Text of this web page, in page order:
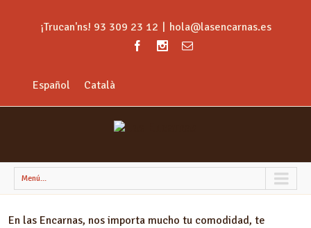
¡Trucan'ns! 93 309 23 12 hola@lasencarnas.es
Español Català
Menú...
En las Encarnas, nos importa mucho tu comodidad, te